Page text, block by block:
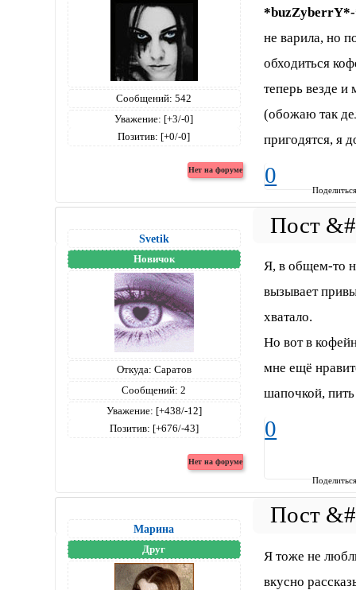
Сообщений: 542
Уважение: [+3/-0]
Позитив: [+0/-0]
не варила, но
обходиться
теперь везде
(обожаю так
пригодятся, я
0
Svetik
Новичок
Откуда: Саратов
Сообщений: 2
Уважение: [+438/-12]
Позитив: [+676/-43]
Я, в общем-то
вызывает
хватало.
Но вот в
мне ещё
шапочкой,
0
Марина
Друг
Я тоже не
вкусно